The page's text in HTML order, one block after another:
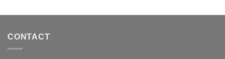
CONTACT